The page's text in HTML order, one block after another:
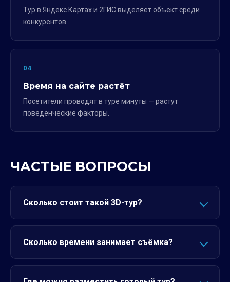
Тур в Яндекс.Картах и 2ГИС выделяет объект среди
конкурентов.
04
Время на сайте растёт
Посетители проводят в туре минуты — растут
поведенческие факторы.
ЧАСТЫЕ ВОПРОСЫ
Сколько стоит такой 3D-тур?
Сколько времени занимает съёмка?